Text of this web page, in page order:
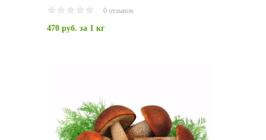
0 отзывов
470 руб. за 1 кг